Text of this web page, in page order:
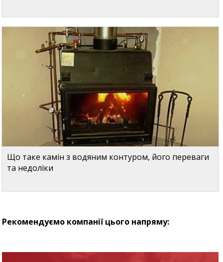
Що таке камін з водяним контуром, його переваги
та недоліки
Рекомендуємо компанії цього напряму: